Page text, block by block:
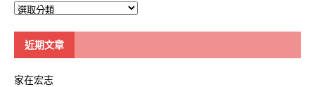
大
近期文章
家在宏志